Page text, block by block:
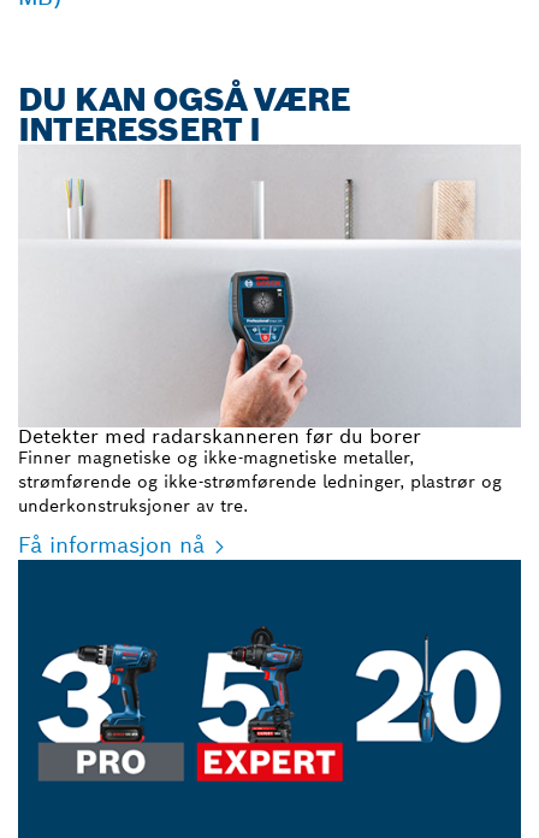
DU KAN OGSÅ VÆRE
INTERESSERT I
Detekter med radarskanneren før du borer
Finner magnetiske og ikke-magnetiske metaller,
strømførende og ikke-strømførende ledninger, plastrør og
underkonstruksjoner av tre.
Få informasjon nå